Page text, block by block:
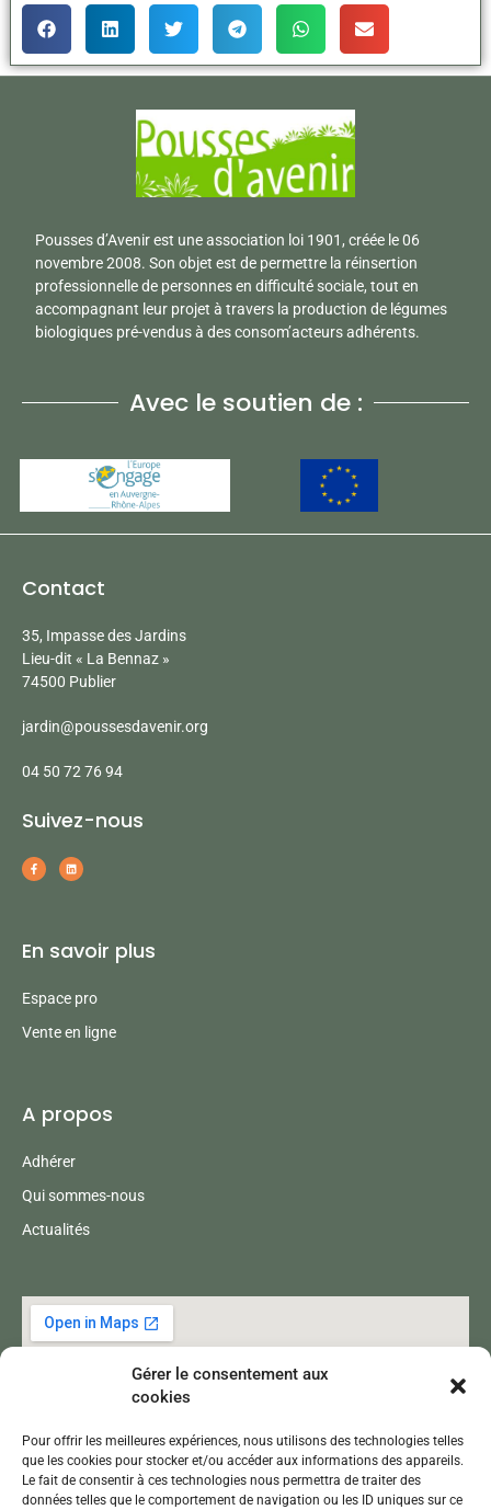
Gérer le consentement aux
cookies
Pour offrir les meilleures expériences, nous utilisons des technologies telles
que les cookies pour stocker et/ou accéder aux informations des appareils.
Le fait de consentir à ces technologies nous permettra de traiter des
données telles que le comportement de navigation ou les ID uniques sur ce
Pousses d’Avenir est une association loi 1901, créée le 06
novembre 2008. Son objet est de permettre la réinsertion
professionnelle de personnes en difficulté sociale, tout en
accompagnant leur projet à travers la production de légumes
biologiques pré-vendus à des consom’acteurs adhérents.
Avec le soutien de :
Contact
35, Impasse des Jardins
Lieu-dit « La Bennaz »
74500 Publier
jardin@poussesdavenir.org
04 50 72 76 94
Suivez-nous
En savoir plus
Espace pro
Vente en ligne
A propos
Adhérer
Qui sommes-nous
Actualités